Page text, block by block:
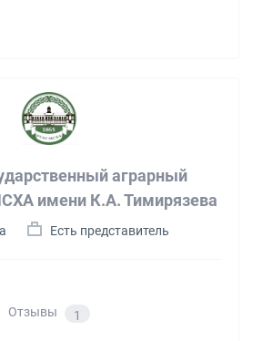
аграрный
имени К.А. Тимирязева
Есть представитель
Отзывы 1